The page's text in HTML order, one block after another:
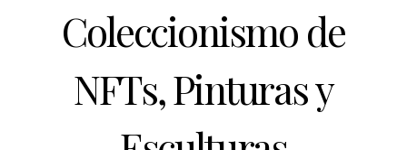
Coleccionismo de
NFTs, Pinturas y